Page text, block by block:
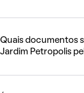
Quais documentos
Jardim Petropolis